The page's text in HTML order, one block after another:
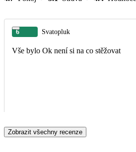
6 Svatopluk
Vše bylo Ok není si na co stěžovat
Zobrazit všechny recenze